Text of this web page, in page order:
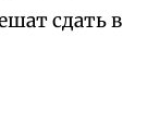
сдать в